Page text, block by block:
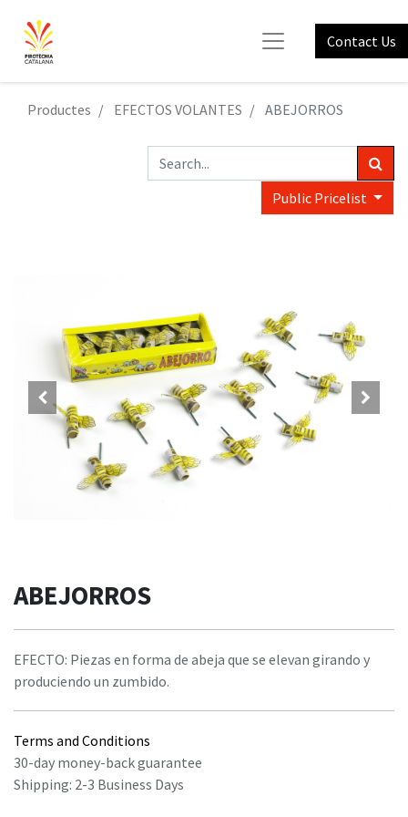
Contact Us
Productes EFECTOS VOLANTES ABEJORROS
Public Pricelist
ABEJORROS
EFECTO: Piezas en forma de abeja que se elevan girando y
produciendo un zumbido.
Terms and Conditions
30-day money-back guarantee
Shipping: 2-3 Business Days